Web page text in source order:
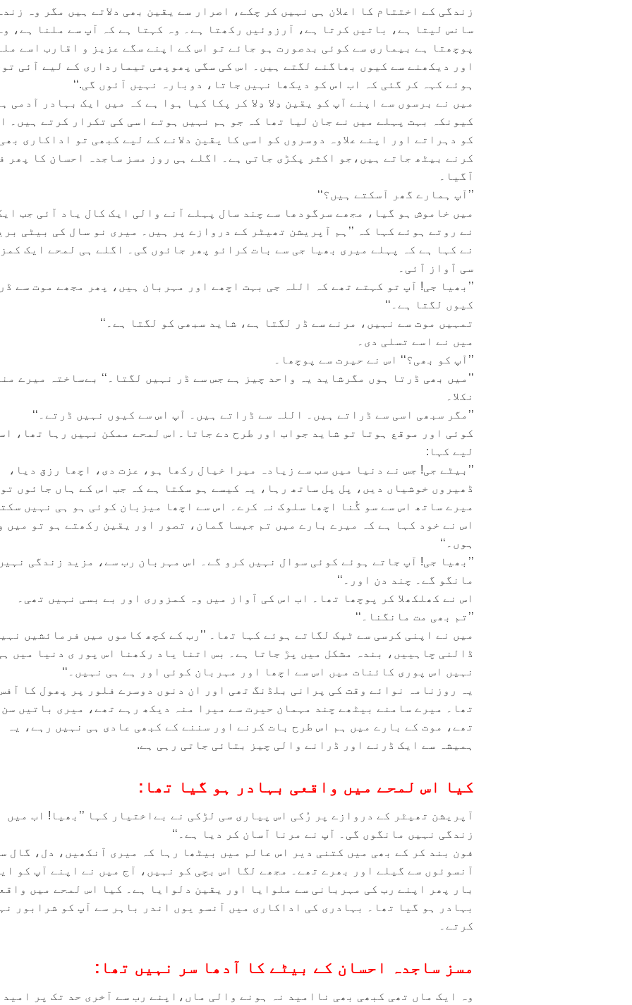
زندگی کے اختتام کا اعلان ہی نہیں کر چکے، اصرار سے یقین بھی دلاتے ہیں مگر وہ
سانس لیتا ہے، باتیں کرتا ہے، آرزوئیں رکھتا ہے۔ وہ کہتا ہے کہ آپ سے ملنا ہے، وہ
پوچھتا ہے بیماری سے کوئی بدصورت ہو جائے تو اس کے اپنے سگے عزیز و اقارب اسے
اور دیکھنے سے کیوں بھاگنے لگتے ہیں۔ اس کی سگی پھوپھی تیمارداری کے لیے آئی
ہوئے کہہ کر گئی کہ اب اس کو دیکھا نہیں جاتا، دوبارہ نہیں آئوں گی.‘‘
میں نے برسوں سے اپنے آپ کو یقین دِلا دِلا کر پکا کیا ہوا ہے کہ میں ایک بہادر آدمی
کیونکہ بہت پہلے میں نے جان لیا تھا کہ جو ہم نہیں ہوتے اسی کی تکرار کرتے ہیں۔
کو دہراتے اور اپنے علاوہ دوسروں کو اسی کا یقین دلانے کے لیے کبھی تو اداکاری بھی
کرنے بیٹھ جاتے ہیں،جو اکثر پکڑی جاتی ہے۔ اگلے ہی روز مسز ساجدہ احسان کا پھر
آگیا۔
’’آپ ہمارے گھر آسکتے ہیں؟‘‘
میں خاموش ہو گیا، مجھے سرگودھا سے چند سال پہلے آنے والی ایک کال یاد آئی جب
نے روتے ہوئے کہا کہ ’’ہم آپریشن تھیٹر کے دروازے پر ہیں۔ میری نو سال کی بیٹی
نے کہا ہے کہ پہلے میری بھیا جی سے بات کرائو پھر جائوں گی۔ اگلے ہی لمحے ایک
سی آواز آئی۔
’’بھیا جی! آپ تو کہتے تھے کہ اللہ جی بہت اچھے اور مہربان ہیں، پھر مجھے موت سے ڈر
کیوں لگتا ہے۔‘‘
تمہیں موت سے نہیں، مرنے سے ڈر لگتا ہے، شاید سبھی کو لگتا ہے۔‘‘
میں نے اسے تسلی دی۔
’’آپ کو بھی؟‘‘ اس نے حیرت سے پوچھا۔
’’میں بھی ڈرتا ہوں مگرشاید یہ واحد چیز ہے جس سے ڈر نہیں لگتا۔‘‘ بےساختہ میرے
نکلا۔
’’مگر سبھی اسی سے ڈراتے ہیں۔ اللہ سے ڈراتے ہیں۔ آپ اس سے کیوں نہیں ڈرتے۔‘‘
کوئی اور موقع ہوتا تو شاید جواب اور طرح دے جاتا۔اس لمحے ممکن نہیں رہا تھا،
لیے کہا:
’’بیٹے جی! جس نے دنیا میں سب سے زیادہ میرا خیال رکھا ہو، عزت دی، اچھا رزق دیا،
ڈھیروں خوشیاں دیں، پل پل ساتھ رہا، یہ کیسے ہو سکتا ہے کہ جب اس کے ہاں جائوں تو
میرے ساتھ اس سے سو گُنا اچھا سلوک نہ کرے۔ اس سے اچھا میزبان کوئی ہو ہی نہیں
اس نے خود کہا ہے کہ میرے بارے میں تم جیسا گمان، تصور اور یقین رکھتے ہو تو میں
ہوں۔‘‘
’’بھیا جی! آپ جاتے ہوئے کوئی سوال نہیں کرو گے۔ اس مہربان رب سے، مزید زندگی
مانگو گے۔ چند دن اور۔‘‘
اس نے کھلکھلا کر پوچھا تھا۔ اب اس کی آواز میں وہ کمزوری اور بے بسی نہیں تھی۔
’’تم بھی مت مانگنا۔‘‘
میں نے اپنی کرسی سے ٹیک لگاتے ہوئے کہا تھا۔ ’’رب کے کچھ کاموں میں فرمائشیں
ڈالنی چاہییں، بندہ مشکل میں پڑ جاتا ہے۔ بس اتنا یاد رکھنا اس پور ی دنیا میں
نہیں اس پوری کائنات میں اس سے اچھا اور مہربان کوئی اور ہے ہی نہیں۔‘‘
یہ روزنامہ نوائے وقت کی پرانی بلڈنگ تھی اور ان دنوں دوسرے فلور پر پھول کا
تھا۔ میرے سامنے بیٹھے چند مہمان حیرت سے میرا منہ دیکھ رہے تھے، میری باتیں
تھے، موت کے بارے میں ہم اس طرح بات کرنے اور سننے کے کبھی عادی ہی نہیں رہے، یہ
ہمیشہ سے ایک ڈرنے اور ڈرانے والی چیز بتائی جاتی رہی ہے.
کیا اس لمحے میں واقعی بہادر ہو گیا تھا:
آپریشن تھیٹر کے دروازے پر رُکی اس پیاری سی لڑکی نے بےاختیار کہا ’’بھیا! اب میں
زندگی نہیں مانگوں گی۔ آپ نے مرنا آسان کر دیا ہے۔‘‘
فون بند کر کے بھی میں کتنی دیر اس عالم میں بیٹھا رہا کہ میری آنکھیں، دل، گال
آنسوئوں سے گیلے اور بھرے تھے۔ مجھے لگا اس بچی کو نہیں، آج میں نے اپنے آپ کو
بار پھر اپنے رب کی مہربانی سے ملوایا اور یقین دلوایا ہے۔ کیا اس لمحے میں
بہادر ہو گیا تھا۔ بہادری کی اداکاری میں آنسو یوں اندر باہر سے آپ کو شرابور
کرتے۔
مسز ساجدہ احسان کے بیٹے کا آدھا سر نہیں تھا:
وہ ایک ماں تھی کبھی بھی ناامید نہ ہونے والی ماں،اپنے رب سے آخری حد تک پر امید